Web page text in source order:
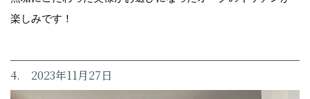
楽しみです！
4. 2023年11月27日